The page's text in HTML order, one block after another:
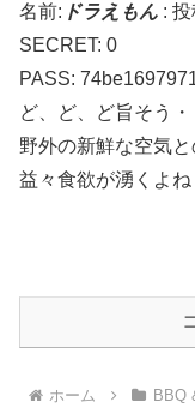
名前: ドラえもん : 投
SECRET: 0
PASS:
ど、ど、ど旨そう・
野外の新鮮な空気
益々食欲が湧くよね
ホーム BBQ